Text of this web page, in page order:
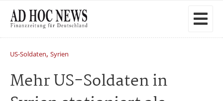
US-Soldaten, Syrien
Mehr US-Soldaten in